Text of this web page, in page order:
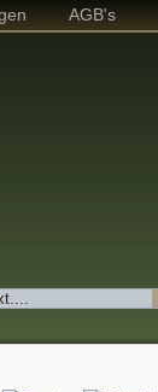
AGB's